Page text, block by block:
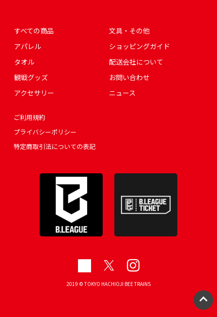
すべての商品
アパレル
タオル
観戦グッズ
アクセサリー
文具・その他
ショッピングガイド
配送会社について
お問い合わせ
ニュース
ご利用規約
プライバシーポリシー
特定商取引法についての表記
2019 © TOKYO HACHIOJI BEE TRAINS